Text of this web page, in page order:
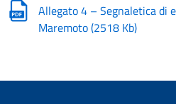
Allegato 4 – Segnaletica di
Maremoto(2518 Kb)